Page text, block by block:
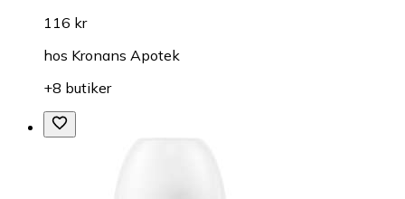
116 kr
hos Kronans Apotek
+8 butiker